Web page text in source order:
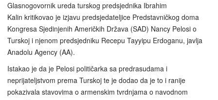
Glasnogovornik ureda turskog predsjednika Ibrahim
Kalin kritikovao je izjavu predsjedateljice Predstavničkog doma
Kongresa Sjedinjenih Američkih Država (SAD) Nancy Pelosi o
Turskoj i njenom predsjedniku Recepu Tayyipu Erdoganu, javlja
Anadolu Agency (AA).
Istakao je da je Pelosi političarka sa predrasudama i
neprijateljstvom prema Turskoj te je dodao da je to i ranije
pokazivala stavovima o armenskim tvrdnjama o navodnom